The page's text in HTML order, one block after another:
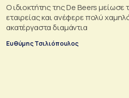
Ο ιδιοκτήτης της De Beers μείωσε
εταιρείας και ανέφερε πολύ
ακατέργαστα διαμάντια
Ευθύμης Τσιλιόπουλος